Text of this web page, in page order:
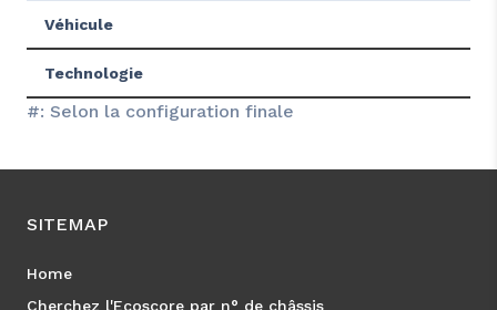
Véhicule
Technologie
#: Selon la configuration finale
SITEMAP
Home
Cherchez l'Ecoscore par n° de châssis